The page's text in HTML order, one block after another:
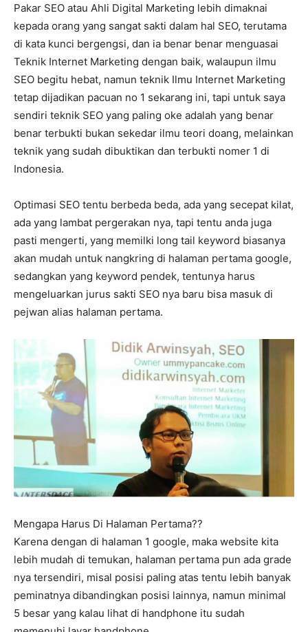
Pakar SEO atau Ahli Digital Marketing lebih dimaknai
kepada orang yang sangat sakti dalam hal SEO, terutama
di kata kunci bergengsi, dan ia benar benar menguasai
Teknik Internet Marketing dengan baik, walaupun ilmu
SEO begitu hebat, namun teknik Ilmu Internet Marketing
tetap dijadikan pacuan no 1 sekarang ini, tapi untuk saya
sendiri teknik SEO yang paling oke adalah yang benar
benar terbukti bukan sekedar ilmu teori doang, melainkan
teknik yang sudah dibuktikan dan terbukti nomer 1 di
Indonesia.
Optimasi SEO tentu berbeda beda, ada yang secepat kilat,
ada yang lambat pergerakan nya, tapi tentu anda juga
pasti mengerti, yang memilki long tail keyword biasanya
akan mudah untuk nangkring di halaman pertama google,
sedangkan yang keyword pendek, tentunya harus
mengeluarkan jurus sakti SEO nya baru bisa masuk di
pejwan alias halaman pertama.
Mengapa Harus Di Halaman Pertama??
Karena dengan di halaman 1 google, maka website kita
lebih mudah di temukan, halaman pertama pun ada grade
nya tersendiri, misal posisi paling atas tentu lebih banyak
peminatnya dibandingkan posisi lainnya, namun minimal
5 besar yang kalau lihat di handphone itu sudah